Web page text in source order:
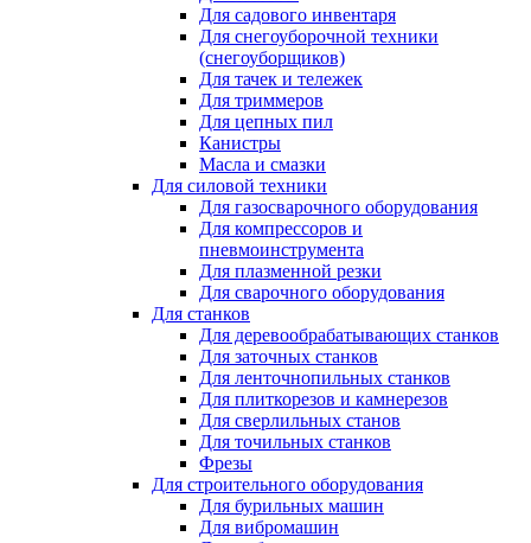
Для садового инвентаря
Для снегоуборочной техники
(снегоуборщиков)
Для тачек и тележек
Для триммеров
Для цепных пил
Канистры
Масла и смазки
Для силовой техники
Для газосварочного оборудования
Для компрессоров и
пневмоинструмента
Для плазменной резки
Для сварочного оборудования
Для станков
Для деревообрабатывающих станков
Для заточных станков
Для ленточнопильных станков
Для плиткорезов и камнерезов
Для сверлильных станов
Для точильных станков
Фрезы
Для строительного оборудования
Для бурильных машин
Для вибромашин